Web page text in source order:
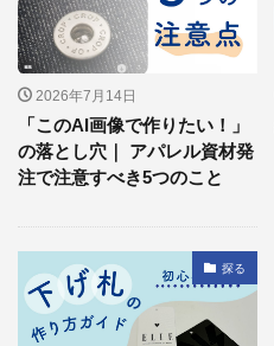
2026年7月14日
「このAI画像で作りたい！」
の落とし穴｜ アパレル資材発
注で注意すべき5つのこと
探る